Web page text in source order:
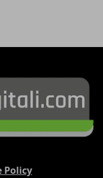
Policy